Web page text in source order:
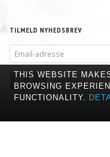
TILMELD NYHEDSBREV
ADRESSE
TILMELD AFMELD
THIS WEBSITE
BROWSING
FUNCTIONALITY.